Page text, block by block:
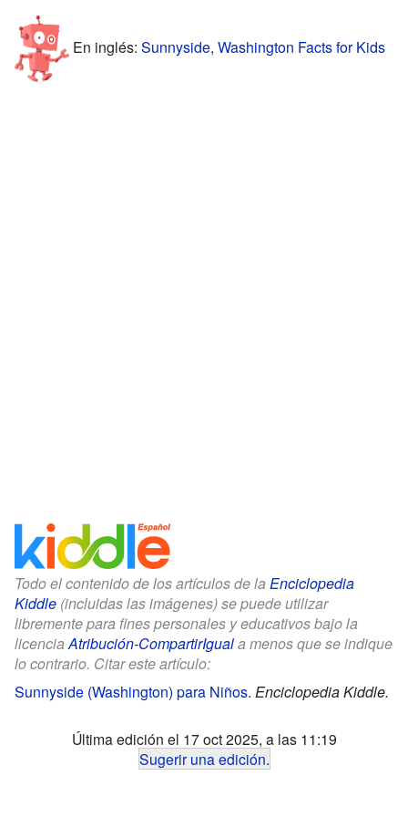
En inglés: Sunnyside, Washington Facts for Kids
Todo el contenido de los artículos de la Enciclopedia
Kiddle (incluidas las imágenes) se puede utilizar
libremente para fines personales y educativos bajo la
licenciaAtribución-CompartirIguala menos que se indique
lo contrario. Citar este artículo:
Sunnyside (Washington) para Niños. Enciclopedia Kiddle.
Última edición el 17 oct 2025, a las 11:19
Sugerir una edición.